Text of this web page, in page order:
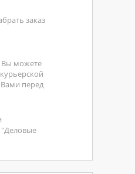
заказ
Вы можете
Вами перед